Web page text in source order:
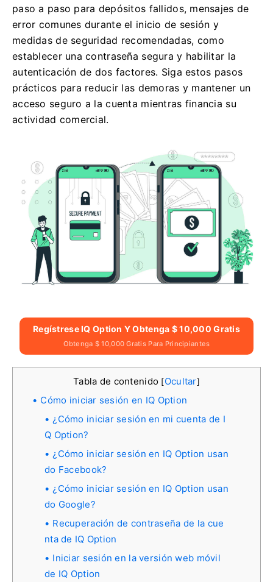
paso a paso para depósitos fallidos, mensajes de
error comunes durante el inicio de sesión y
medidas de seguridad recomendadas, como
establecer una contraseña segura y habilitar la
autenticación de dos factores. Siga estos pasos
prácticos para reducir las demoras y mantener un
acceso seguro a la cuenta mientras financia su
actividad comercial.
Regístrese IQ Option Y Obtenga $ 10,000 Gratis
Obtenga $ 10,000 Gratis Para Principiantes
Tabla de contenido [Ocultar]
Cómo iniciar sesión en IQ Option
¿Cómo iniciar sesión en mi cuenta de I
Q Option?
¿Cómo iniciar sesión en IQ Option usan
do Facebook?
¿Cómo iniciar sesión en IQ Option usan
do Google?
Recuperación de contraseña de la cue
nta de IQ Option
Iniciar sesión en la versión web móvil
de IQ Option